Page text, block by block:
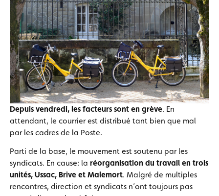
Depuis vendredi, les facteurs sont en grève. En
attendant, le courrier est distribué tant bien que mal
par les cadres de la Poste.
Parti de la base, le mouvement est soutenu par les
syndicats. En cause: la réorganisation du travail en trois
unités, Ussac, Brive et Malemort. Malgré de multiples
rencontres, direction et syndicats n’ont toujours pas